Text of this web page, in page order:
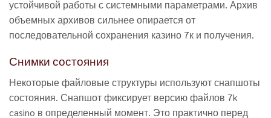
устойчивой работы с системными параметрами. Архив
объемных архивов сильнее опирается от
последовательной сохранения казино 7к и получения.
Снимки состояния
Некоторые файловые структуры используют снапшоты
состояния. Снапшот фиксирует версию файлов 7k
casino в определенный момент. Это практично перед